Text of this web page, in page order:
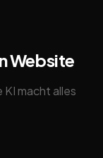
Website
KI macht alles